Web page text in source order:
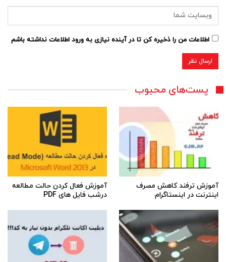
اطلاعات من را ذخیره کن تا در آینده نیازی به ورود اطلاعات نداشته باشم
پست‌های محبوب
آموزش ترفند کاهش مصرف
اینترنت در اینستاگرام
آموزش فعال کردن حالت مطالعه
درشب فایل های PDF